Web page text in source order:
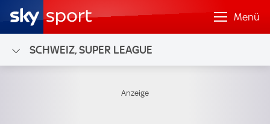
Menü
SCHWEIZ, SUPER LEAGUE